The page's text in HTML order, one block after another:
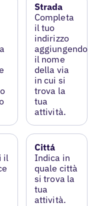
Strada
Completa
il tuo
indirizzo
aggiungendo
il nome
della via
in cui si
trova la
tua
attività.
il
Cittá
Indica in
quale città
si trova la
tua
attività.